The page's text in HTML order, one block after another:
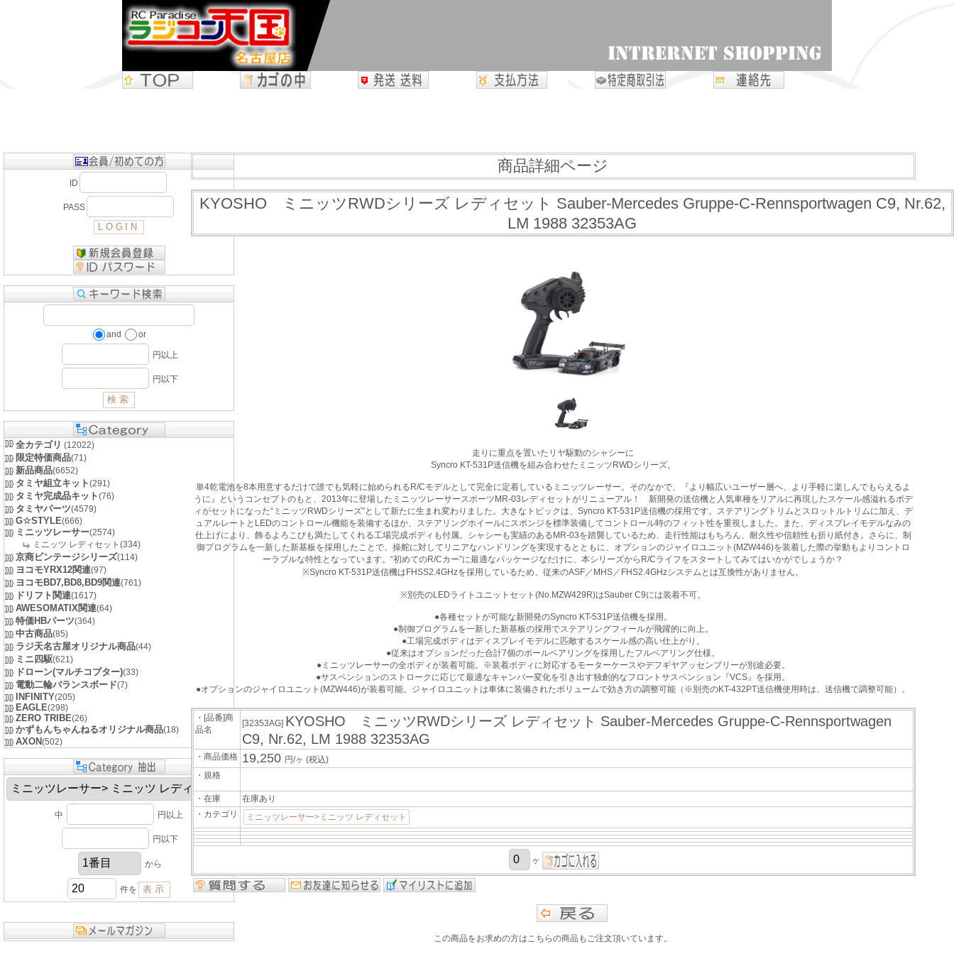
ID
PASS
and or
円以上
円以下
全カテゴリ (12022)
限定特価商品(71)
新品商品(6652)
タミヤ組立キット(291)
タミヤ完成品キット(76)
タミヤパーツ(4579)
G☆STYLE(666)
ミニッツレーサー(2574)
ミニッツ レディセット(334)
京商ビンテージシリーズ(114)
ヨコモYRX12関連(97)
ヨコモBD7,BD8,BD9関連(761)
ドリフト関連(1617)
AWESOMATIX関連(64)
特価HBパーツ(364)
中古商品(85)
ラジ天名古屋オリジナル商品(44)
ミニ四駆(621)
ドローン(マルチコプター)(33)
電動二輪バランスボード(7)
INFINITY(205)
EAGLE(298)
ZERO TRIBE(26)
かずもんちゃんねるオリジナル商品(18)
AXON(502)
中 円以上
円以下
から
件を
商品詳細ページ
KYOSHO ミニッツRWDシリーズ レディセット Sauber-Mercedes Gruppe-C-Rennsportwagen C9, Nr.62,
LM 1988 32353AG
走りに重点を置いたリヤ駆動のシャシーに
Syncro KT-531P送信機を組み合わせたミニッツRWDシリーズ。
単4乾電池を8本用意するだけで誰でも気軽に始められるR/Cモデルとして完全に定着しているミニッツレーサー。そのなかで、『より幅広いユーザー層へ、より手軽に楽しんでもらえるよ
うに』というコンセプトのもと、2013年に登場したミニッツレーサースポーツMR-03レディセットがリニューアル！ 新開発の送信機と人気車種をリアルに再現したスケール感溢れるボデ
ィがセットになった“ミニッツRWDシリーズ”として新たに生まれ変わりました。大きなトピックは、Syncro KT-531P送信機の採用です。ステアリングトリムとスロットルトリムに加え、デ
ュアルレートとLEDのコントロール機能を装備するほか、ステアリングホイールにスポンジを標準装備してコントロール時のフィット性を重視しました。また、ディスプレイモデルなみの
仕上げにより、飾るよろこびも満たしてくれる工場完成ボディも付属。シャシーも実績のあるMR-03を踏襲しているため、走行性能はもちろん、耐久性や信頼性も折り紙付き。さらに、制
御プログラムを一新した新基板を採用したことで、操舵に対してリニアなハンドリングを実現するとともに、オプションのジャイロユニット(MZW446)を装着した際の挙動もよりコントロ
ーラブルな特性となっています。“初めてのR/Cカー”に最適なパッケージなだけに、本シリーズからR/Cライフをスタートしてみてはいかがでしょうか？
※Syncro KT-531P送信機はFHSS2.4GHzを採用しているため、従来のASF／MHS／FHS2.4GHzシステムとは互換性がありません。
※別売のLEDライトユニットセット(No.MZW429R)はSauber C9には装着不可。
●各種セットが可能な新開発のSyncro KT-531P送信機を採用。
●制御プログラムを一新した新基板の採用でステアリングフィールが飛躍的に向上。
●工場完成ボディはディスプレイモデルに匹敵するスケール感の高い仕上がり。
●従来はオプションだった合計7個のボールベアリングを採用したフルベアリング仕様。
●ミニッツレーサーの全ボディが装着可能。※装着ボディに対応するモーターケースやデフギヤアッセンブリーが別途必要。
●サスペンションのストロークに応じて最適なキャンバー変化を引き出す独創的なフロントサスペンション『VCS』を採用。
●オプションのジャイロユニット(MZW446)が装着可能。ジャイロユニットは車体に装備されたボリュームで効き方の調整可能（※別売のKT-432PT送信機使用時は、送信機で調整可能）。
・[品番]商
品名
[32353AG] KYOSHO ミニッツRWDシリーズ レディセット Sauber-Mercedes Gruppe-C-Rennsportwagen
C9, Nr.62, LM 1988 32353AG
・商品価格 19,250 円/ヶ (税込)
・規格
・在庫
在庫あり
・カテゴリ
ミニッツレーサー>ミニッツ レディセット
ヶ
この商品をお求めの方はこちらの商品もご注文頂いています。